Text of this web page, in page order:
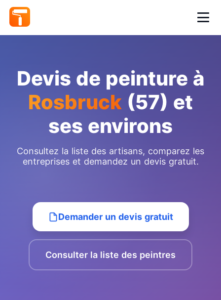
Devis de peinture à
Rosbruck (57) et
ses environs
Consultez la liste des artisans, comparez les
entreprises et demandez un devis gratuit.
Demander un devis gratuit
Consulter la liste des peintres